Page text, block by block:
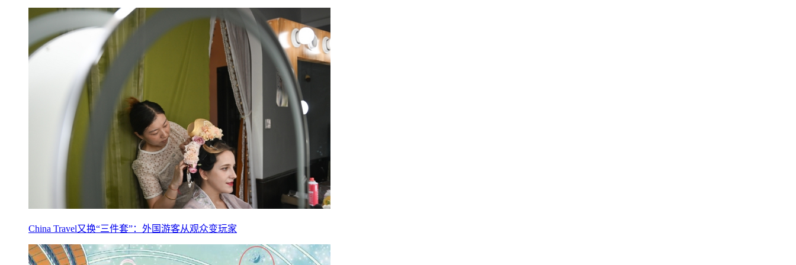
China Travel又换“三件套”：外国游客从观众变玩家